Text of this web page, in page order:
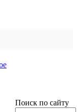
Поиск по сайту